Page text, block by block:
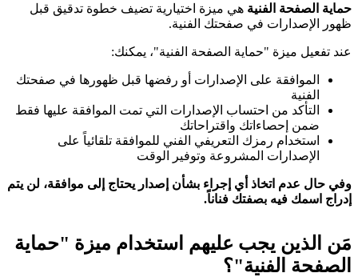
حماية الصفحة الفنية هي ميزة اختيارية تضيف خطوة تدقيق قبل
ظهور الإصدارات في صفحتك الفنية.
عند تفعيل ميزة "حماية الصفحة الفنية"، يمكنك:
الموافقة على الإصدارات أو رفضها قبل ظهورها في صفحتك
الفنية
التأكد من احتساب الإصدارات التي تمت الموافقة عليها فقط
ضمن إحصاءاتك واقتراحاتك
استخدام رمزك التعريفي الفني للموافقة تلقائياً على
الإصدارات المشروعة وتوفير الوقت
وفي حال عدم اتخاذ أي إجراء بشأن إصدار يحتاج إلى موافقة، لن يتم
إدراج اسمك فيه بصفتك فناناً.
مَن الذين يجب عليهم استخدام ميزة "حماية
الصفحة الفنية"؟